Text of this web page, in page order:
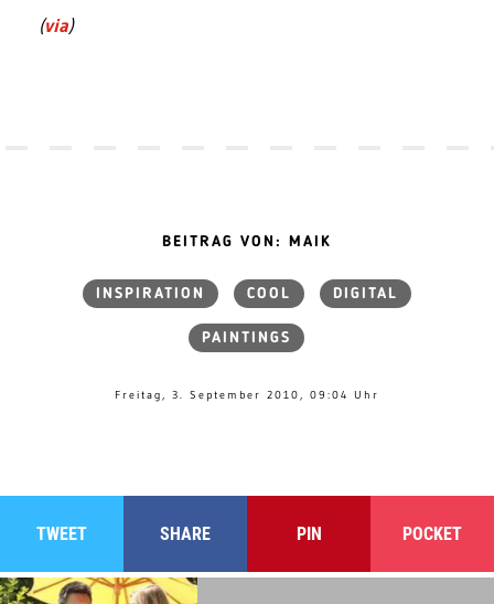
(via)
BEITRAG VON: MAIK
INSPIRATION COOL DIGITAL
PAINTINGS
Freitag, 3. September 2010, 09:04 Uhr
TWEET SHARE PIN POCKET